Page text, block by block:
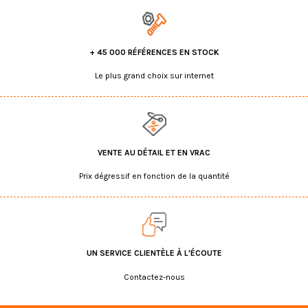
+ 45 000 RÉFÉRENCES EN STOCK
Le plus grand choix sur internet
VENTE AU DÉTAIL ET EN VRAC
Prix dégressif en fonction de la quantité
UN SERVICE CLIENTÈLE À L'ÉCOUTE
Contactez-nous